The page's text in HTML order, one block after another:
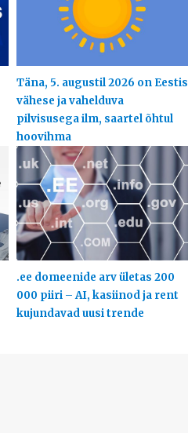
Täna, 5. augustil 2026 on Eestis
vähese ja vahelduva
pilvisusega ilm, saartel õhtul
hoovihma
.ee domeenide arv ületas 200
000 piiri – AI, kasiinod ja rent
kujundavad uusi trende